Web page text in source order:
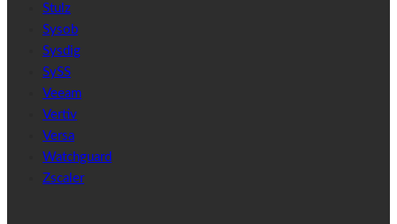
Stulz
Sysob
Sysdig
SySS
Veeam
Vertiv
Versa
Watchguard
Zscaler